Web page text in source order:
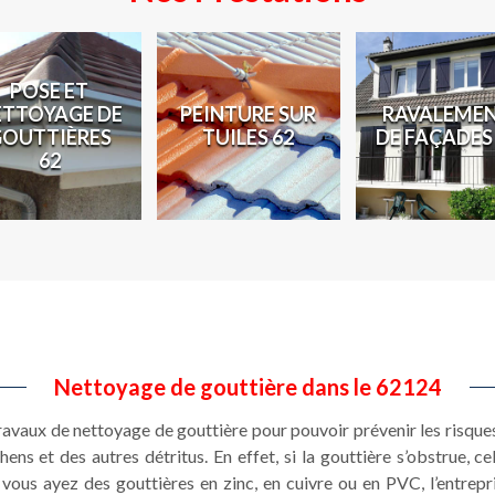
POSE ET
DE
62
PEINTURE SUR
TUILES 62
DE
Nettoyage de gouttière dans le 62124
de nettoyage de gouttière pour pouvoir prévenir les
et des autres détritus. En effet, si la gouttière s’obstrue,
ayez des gouttières en zinc, en cuivre ou en PVC,